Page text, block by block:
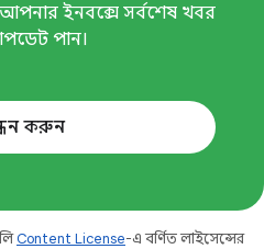
ইনবক্সে সর্বশেষ খবর
পান।
করুন
Content License-এ বর্ণিত লাইসেন্সের